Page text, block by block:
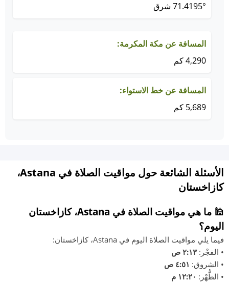
71.4195° شرق
المسافة عن مكة المكرمة:
4,290 كم
المسافة عن خط الاستواء:
5,689 كم
الأسئلة الشائعة حول مواقيت الصلاة في Astana،
كازاخستان
🕌 ما هي مواقيت الصلاة في Astana، كازاخستان
اليوم؟
فيما يلي مواقيت الصلاة اليوم في Astana، كازاخستان:
• الفجْر:٢:١٣ ص
• الشروق: ٤:٥١ ص
• الظُّهْر: ١٢:٢٠ م